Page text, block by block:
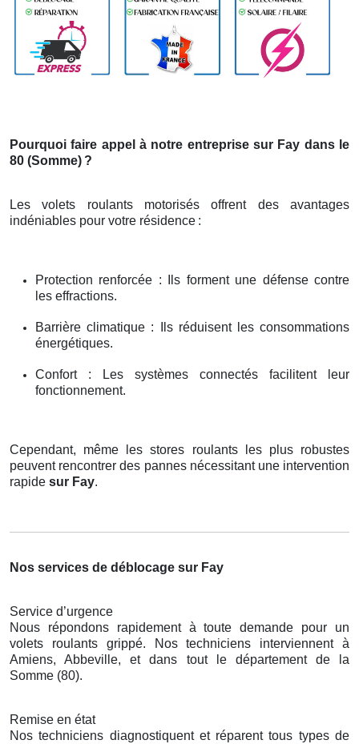
Pourquoi faire appel à notre entreprise sur Fay dans le
80 (Somme) ?
Les volets roulants motorisés offrent des avantages
indéniables pour votre résidence :
Protection renforcée : Ils forment une défense contre
les effractions.
Barrière climatique : Ils réduisent les consommations
énergétiques.
Confort : Les systèmes connectés facilitent leur
fonctionnement.
Cependant, même les stores roulants les plus robustes
peuvent rencontrer des pannes nécessitant une intervention
rapide sur Fay.
Nos services de déblocage sur Fay
Service d’urgence
Nous répondons rapidement à toute demande pour un
volets roulants grippé. Nos techniciens interviennent à
Amiens, Abbeville, et dans tout le département de la
Somme (80).
Remise en état
Nos techniciens diagnostiquent et réparent tous types de